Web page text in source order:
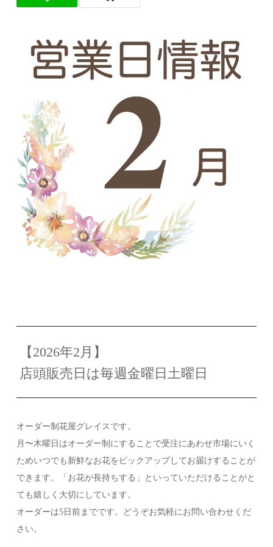
【2026年2月】
店頭販売日は毎週金曜日土曜日
オーダー制花屋グレイスです。
月〜木曜日はオーダー制にすることで受注にあわせ市場にいく
ためいつでも新鮮なお花をピックアップしてお届けすることが
できます。「お花が長持ちする」といっていただけることがと
ても嬉しく大切にしています。
オーダーは5日前までです。どうぞお気軽にお問い合わせくだ
さい。